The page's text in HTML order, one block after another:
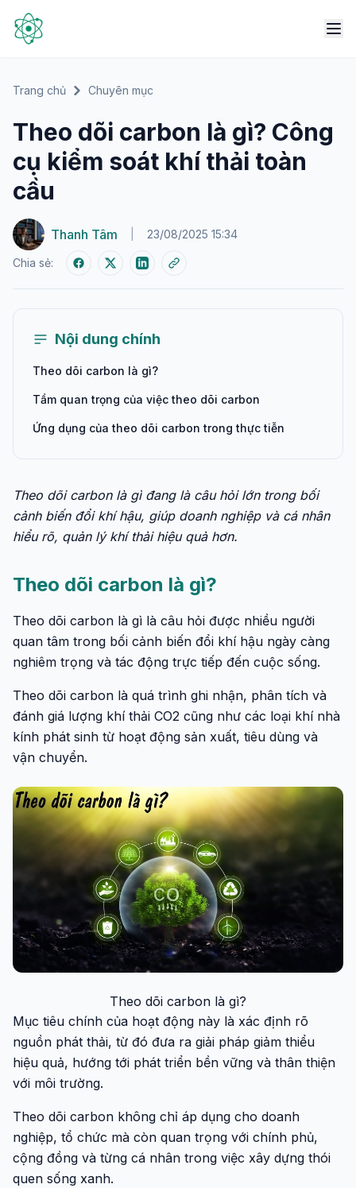
Trang chủ Chuyên mục
Theo dõi carbon là gì? Công
cụ kiểm soát khí thải toàn
cầu
Thanh Tâm 23/08/2025 15:34
Chia sẻ:
Nội dung chính
Theo dõi carbon là gì?
Tầm quan trọng của việc theo dõi carbon
Ứng dụng của theo dõi carbon trong thực tiễn
Theo dõi carbon là gì đang là câu hỏi lớn trong bối
cảnh biến đổi khí hậu, giúp doanh nghiệp và cá nhân
hiểu rõ, quản lý khí thải hiệu quả hơn.
Theo dõi carbon là gì?
Theo dõi carbon là gì là câu hỏi được nhiều người
quan tâm trong bối cảnh biến đổi khí hậu ngày càng
nghiêm trọng và tác động trực tiếp đến cuộc sống.
Theo dõi carbon là quá trình ghi nhận, phân tích và
đánh giá lượng khí thải CO2 cũng như các loại khí nhà
kính phát sinh từ hoạt động sản xuất, tiêu dùng và
vận chuyển.
Theo dõi carbon là gì?
Mục tiêu chính của hoạt động này là xác định rõ
nguồn phát thải, từ đó đưa ra giải pháp giảm thiểu
hiệu quả, hướng tới phát triển bền vững và thân thiện
với môi trường.
Theo dõi carbon không chỉ áp dụng cho doanh
nghiệp, tổ chức mà còn quan trọng với chính phủ,
cộng đồng và từng cá nhân trong việc xây dựng thói
quen sống xanh.